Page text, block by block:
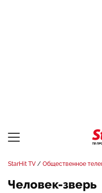
StarHit TV Общественное
Человек-зверь